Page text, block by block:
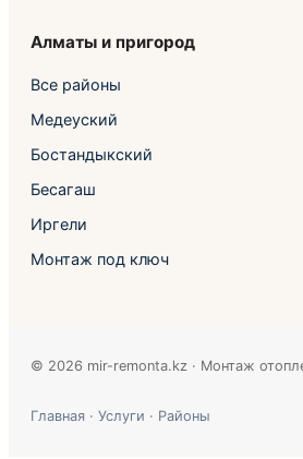
Алматы и пригород
Все районы
Медеуский
Бостандыкский
Бесагаш
Иргели
Монтаж под ключ
© 2026 mir-remonta.kz · Монтаж
Главная · Услуги · Районы